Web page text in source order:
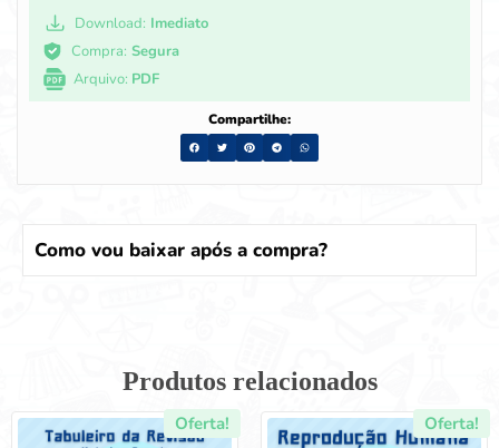
Download: Imediato
Compra: Segura
Arquivo: PDF
Compartilhe:
Como vou baixar após a compra?
Produtos relacionados
Oferta! Oferta!